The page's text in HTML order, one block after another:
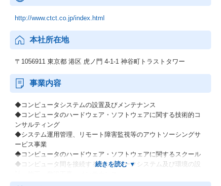
http://www.ctct.co.jp/index.html
本社所在地
〒1056911 東京都 港区 虎ノ門 4-1-1 神谷町トラストタワー
事業内容
◆コンピュータシステムの設置及びメンテナンス
◆コンピュータのハードウェア・ソフトウェアに関する技術的コ
ンサルティング
◆システム運用管理、リモート障害監視等のアウトソーシングサ
ービス事業
◆コンピュータのハードウェア・ソフトウェアに関するスクール
◆コンピュータ間を接続するネットワークシステム及び環境の設